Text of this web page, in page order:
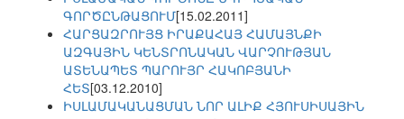
ԳՈՐԾԸՆԹԱՑՈՒՄ[15.02.2011]
ՀԱՐՑԱԶՐՈՒՅՑ ԻՐԱՔԱՀԱՅ ՀԱՄԱՅՆՔԻ
ԱԶԳԱՅԻՆ ԿԵՆՏՐՈՆԱԿԱՆ ՎԱՐՉՈՒԹՅԱՆ
ԱՏԵՆԱՊԵՏ ՊԱՐՈՒՅՐ ՀԱԿՈԲՅԱՆԻ
ՀԵՏ[03.12.2010]
ԻՍԼԱՄԱԿԱՆԱՑՄԱՆ ՆՈՐ ԱԼԻՔ ՀՅՈՒՍԻՍԱՅԻՆ